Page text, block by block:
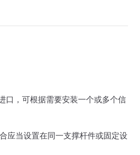
口，可根据需要安装一个或多个信
应当设置在同一支撑杆件或固定设